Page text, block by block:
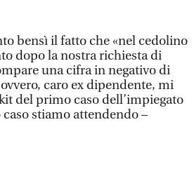
bensì il fatto che «nel cedolino
dopo la nostra richiesta di
una cifra in negativo di
caro ex dipendente, mi
del primo caso dell’impiegato
stiamo attendendo –